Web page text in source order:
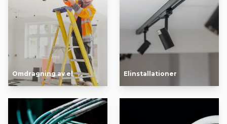
Omdragning av el Elinstallationer